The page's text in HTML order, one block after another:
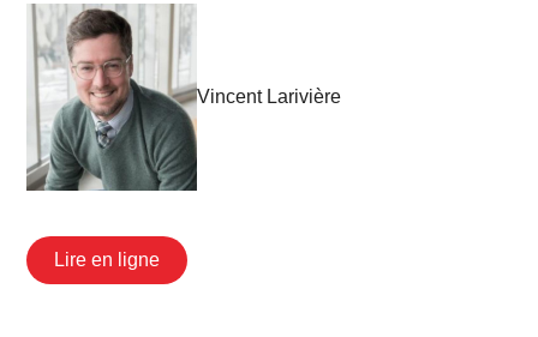
Vincent Larivière
Lire en ligne